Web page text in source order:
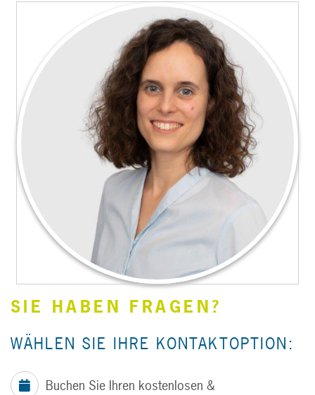
SIE HABEN FRAGEN?
WÄHLEN SIE IHRE KONTAKTOPTION:
Buchen Sie Ihren kostenlosen &